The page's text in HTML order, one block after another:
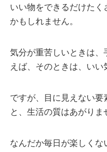
いい物をできるだけたく
かもしれません。
気分が重苦しいときは
えば、そのときは、いい
ですが、目に見えない
と、生活の質はあがりま
なんだか毎日が楽しく